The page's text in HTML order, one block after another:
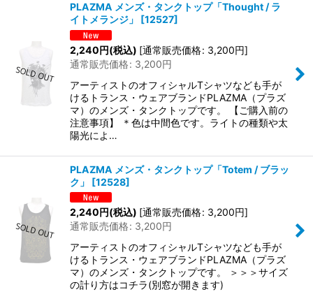
PLAZMA メンズ・タンクトップ「Thought / ラ
イトメランジ」
[12527]
2,240円(税込) [通常販売価格: 3,200円]
通常販売価格: 3,200円
アーティストのオフィシャルTシャツなども手が
けるトランス・ウェアブランドPLAZMA（プラズ
マ）のメンズ・タンクトップです。 【ご購入前の
注意事項】 ＊色は中間色です。ライトの種類や太
陽光によ…
PLAZMA メンズ・タンクトップ「Totem / ブラッ
ク」
[12528]
2,240円(税込) [通常販売価格: 3,200円]
通常販売価格: 3,200円
アーティストのオフィシャルTシャツなども手が
けるトランス・ウェアブランドPLAZMA（プラズ
マ）のメンズ・タンクトップです。 ＞＞＞サイズ
の計り方はコチラ(別窓が開きます)